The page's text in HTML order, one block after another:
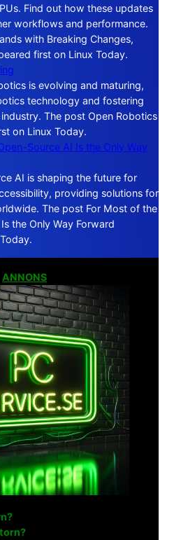
Find out how these updates
workflows and performance.
with Breaking Changes,
first on Linux Today.
is evolving and maturing,
technology and fostering
The post Open Robotics
on Linux Today.
Source AI Is the Only Way
AI is shaping the future for
providing solutions for
The post For Most of the
the Only Way Forward
ANNONS